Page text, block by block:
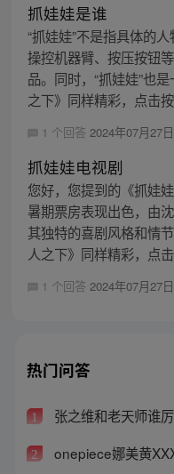
抓娃娃是谁
“抓娃娃”不是指具体的
操控机器臂、按压按钮
品。同时，“抓娃娃”也
之下》同样精彩，点击
1 个回答 2024年07月27
抓娃娃电视剧
您好，您提到的《抓娃
暑期票房表现出色，由
其独特的喜剧风格和情
人之下》同样精彩，点
1 个回答 2024年07月27
热门问答
1 张之维和老天师谁
2 onepiece娜美黄